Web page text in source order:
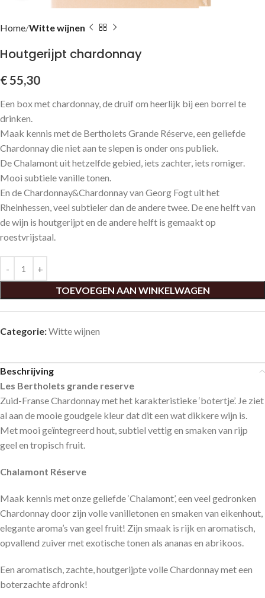
Home Witte wijnen
Houtgerijpt chardonnay
€55,30
Een box met chardonnay, de druif om heerlijk bij een borrel te
drinken.
Maak kennis met de Bertholets Grande Réserve, een geliefde
Chardonnay die niet aan te slepen is onder ons publiek.
De Chalamont uit hetzelfde gebied, iets zachter, iets romiger.
Mooi subtiele vanille tonen.
En de Chardonnay&Chardonnay van Georg Fogt uit het
Rheinhessen, veel subtieler dan de andere twee. De ene helft van
de wijn is houtgerijpt en de andere helft is gemaakt op
roestvrijstaal.
TOEVOEGEN AAN WINKELWAGEN
Categorie:Witte wijnen
Beschrijving
Les Bertholets grande reserve
Zuid-Franse Chardonnay met het karakteristieke ‘botertje’. Je ziet
al aan de mooie goudgele kleur dat dit een wat dikkere wijn is.
Met mooi geïntegreerd hout, subtiel vettig en smaken van rijp
geel en tropisch fruit.
Chalamont Réserve
Maak kennis met onze geliefde ‘Chalamont’, een veel gedronken
Chardonnay door zijn volle vanilletonen en smaken van eikenhout,
elegante aroma’s van geel fruit! Zijn smaak is rijk en aromatisch,
opvallend zuiver met exotische tonen als ananas en abrikoos.
Een aromatisch, zachte, houtgerijpte volle Chardonnay met een
boterzachte afdronk!